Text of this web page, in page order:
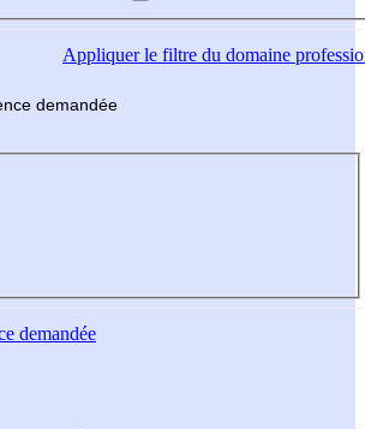
Appliquerle filtre du domaine
demandée
demandée